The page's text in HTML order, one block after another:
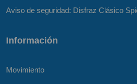
Aviso de seguridad: Disfraz Clásico
Información
Movimiento